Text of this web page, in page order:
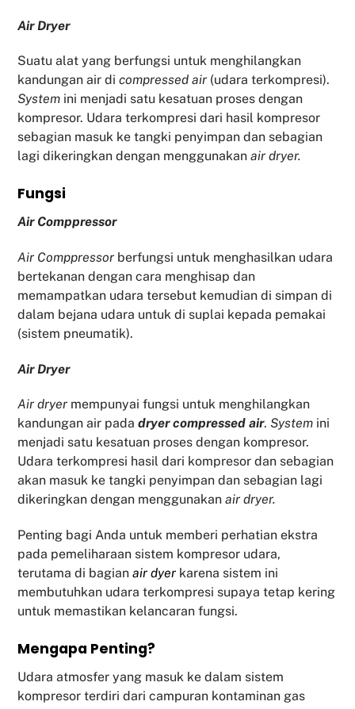
Air Dryer
Suatu alat yang berfungsi untuk menghilangkan
kandungan air dicompressed air (udara terkompresi).
System ini menjadi satu kesatuan proses dengan
kompresor. Udara terkompresi dari hasil kompresor
sebagian masuk ke tangki penyimpan dan sebagian
lagi dikeringkan dengan menggunakan air dryer.
Fungsi
Air Comppressor
Air Comppressor berfungsi untuk menghasilkan udara
bertekanan dengan cara menghisap dan
memampatkan udara tersebut kemudian di simpan di
dalam bejana udara untuk di suplai kepada pemakai
(sistem pneumatik).
Air Dryer
Air dryer mempunyai fungsi untuk menghilangkan
kandungan air padadryer compressed air.System ini
menjadi satu kesatuan proses dengan kompresor.
Udara terkompresi hasil dari kompresor dan sebagian
akan masuk ke tangki penyimpan dan sebagian lagi
dikeringkan dengan menggunakanair dryer.
Penting bagi Anda untuk memberi perhatian ekstra
pada pemeliharaan sistem kompresor udara,
terutama di bagianair dyer karena sistem ini
membutuhkan udara terkompresi supaya tetap kering
untuk memastikan kelancaran fungsi.
Mengapa Penting?
Udara atmosfer yang masuk ke dalam sistem
kompresor terdiri dari campuran kontaminan gas